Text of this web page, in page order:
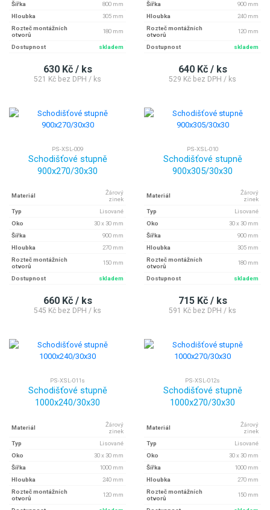
Šířka
800 mm
Hloubka
305 mm
Rozteč montážních
otvorů
180 mm
Dostupnost skladem
630 Kč / ks
521 Kč bez DPH / ks
Šířka
900 mm
Hloubka
240 mm
Rozteč montážních
otvorů
120 mm
Dostupnost skladem
640 Kč / ks
529 Kč bez DPH / ks
PS-XSL-009
Schodišťové stupně
900x270/30x30
Materiál
Žárový
zinek
Typ
Lisované
Oko
30 x 30 mm
Šířka
900 mm
Hloubka
270 mm
Rozteč montážních
otvorů
150 mm
Dostupnost skladem
660 Kč / ks
545 Kč bez DPH / ks
PS-XSL-010
Schodišťové stupně
900x305/30x30
Materiál
Žárový
zinek
Typ
Lisované
Oko
30 x 30 mm
Šířka
900 mm
Hloubka
305 mm
Rozteč montážních
otvorů
180 mm
Dostupnost skladem
715 Kč / ks
591 Kč bez DPH / ks
PS-XSL-011s
Schodišťové stupně
1000x240/30x30
Materiál
Žárový
zinek
Typ
Lisované
Oko
30 x 30 mm
Šířka
1000 mm
Hloubka
240 mm
Rozteč montážních
otvorů
120 mm
PS-XSL-012s
Schodišťové stupně
1000x270/30x30
Materiál
Žárový
zinek
Typ
Lisované
Oko
30 x 30 mm
Šířka
1000 mm
Hloubka
270 mm
Rozteč montážních
otvorů
150 mm